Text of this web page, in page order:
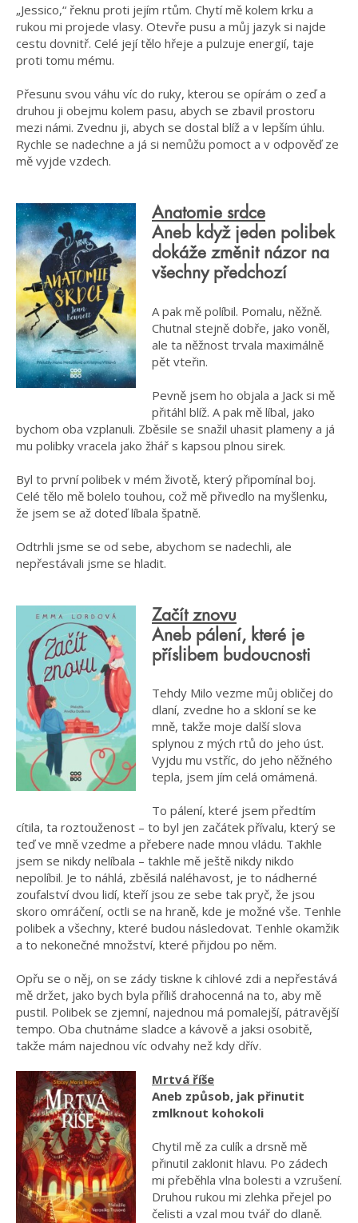
„Jessico,“ řeknu proti jejím rtům. Chytí mě kolem krku a
rukou mi projede vlasy. Otevře pusu a můj jazyk si najde
cestu dovnitř. Celé její tělo hřeje a pulzuje energií, taje
proti tomu mému.
Přesunu svou váhu víc do ruky, kterou se opírám o zeď a
druhou ji obejmu kolem pasu, abych se zbavil prostoru
mezi námi. Zvednu ji, abych se dostal blíž a v lepším úhlu.
Rychle se nadechne a já si nemůžu pomoct a v odpověď ze
mě vyjde vzdech.
Anatomie srdce
Aneb když jeden polibek
dokáže změnit názor na
všechny předchozí
A pak mě políbil. Pomalu, něžně.
Chutnal stejně dobře, jako voněl,
ale ta něžnost trvala maximálně
pět vteřin.
Pevně jsem ho objala a Jack si mě
přitáhl blíž. A pak mě líbal, jako
bychom oba vzplanuli. Zběsile se snažil uhasit plameny a já
mu polibky vracela jako žhář s kapsou plnou sirek.
Byl to první polibek v mém životě, který připomínal boj.
Celé tělo mě bolelo touhou, což mě přivedlo na myšlenku,
že jsem se až doteď líbala špatně.
Odtrhli jsme se od sebe, abychom se nadechli, ale
nepřestávali jsme se hladit.
Začít znovu
Aneb pálení, které je
příslibem budoucnosti
Tehdy Milo vezme můj obličej do
dlaní, zvedne ho a skloní se ke
mně, takže moje další slova
splynou z mých rtů do jeho úst.
Vyjdu mu vstříc, do jeho něžného
tepla, jsem jím celá omámená.
To pálení, které jsem předtím
cítila, ta roztouženost – to byl jen začátek přívalu, který se
teď ve mně vzedme a přebere nade mnou vládu. Takhle
jsem se nikdy nelíbala – takhle mě ještě nikdy nikdo
nepolíbil. Je to náhlá, zběsilá naléhavost, je to nádherné
zoufalství dvou lidí, kteří jsou ze sebe tak pryč, že jsou
skoro omráčení, octli se na hraně, kde je možné vše. Tenhle
polibek a všechny, které budou následovat. Tenhle okamžik
a to nekonečné množství, které přijdou po něm.
Opřu se o něj, on se zády tiskne k cihlové zdi a nepřestává
mě držet, jako bych byla příliš drahocenná na to, aby mě
pustil. Polibek se zjemní, najednou má pomalejší, pátravější
tempo. Oba chutnáme sladce a kávově a jaksi osobitě,
takže mám najednou víc odvahy než kdy dřív.
Mrtvá říše
Aneb způsob, jak přinutit
zmlknout kohokoli
Chytil mě za culík a drsně mě
přinutil zaklonit hlavu. Po zádech
mi přeběhla vlna bolesti a vzrušení.
Druhou rukou mi zlehka přejel po
čelisti a vzal mou tvář do dlaně.